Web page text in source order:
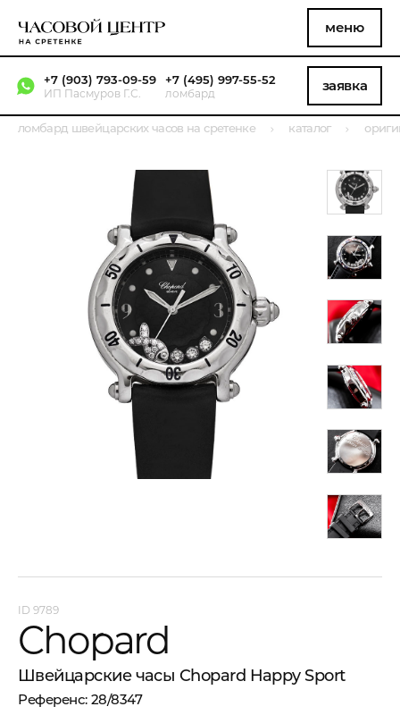
меню
+7 (903) 793-09-59
ИП Пасмуров Г.С.
+7 (495) 997-55-52
ломбард заявка
ломбард швейцарских часов на сретенке каталог
9789
Chopard
Швейцарские часы Chopard Happy Sport
28/8347